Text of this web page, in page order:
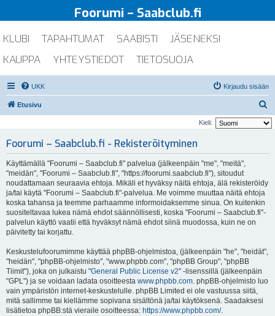
Foorumi – Saabclub.fi
KLUBI TAPAHTUMAT SAABISTI
JÄSENEKSI
KAUPPA
YHTEYSTIEDOT TIETOSUOJA
UKK Kirjaudu sisään
Etusivu
t
Kieli:
Foorumi – Saabclub.fi - Rekisteröityminen
Käyttämällä "Foorumi – Saabclub.fi" palvelua (jälkeenpäin "me", "meitä",
"meidän", "Foorumi – Saabclub.fi", "https://foorumi.saabclub.fi"), sitoudut
noudattamaan seuraavia ehtoja. Mikäli et hyväksy näitä ehtoja, älä rekisteröidy
ja/tai käytä "Foorumi – Saabclub.fi"-palvelua. Me voimme muuttaa näitä ehtoja
koska tahansa ja teemme parhaamme informoidaksemme sinua. On kuitenkin
suositeltavaa lukea nämä ehdot säännöllisesti, koska "Foorumi – Saabclub.fi"-
palvelun käyttö vaatii että hyväksyt nämä ehdot siinä muodossa, kuin ne on
päivitetty tai korjattu.
Keskustelufoorumimme käyttää phpBB-ohjelmistoa, (jälkeenpäin "he", "heidät",
"heidän", "phpBB-ohjelmisto", "www.phpbb.com", "phpBB Group", "phpBB
Tiimit"), joka on julkaistu "General Public License v2" -lisenssillä (jälkeenpäin
"GPL") ja se voidaan ladata osoitteesta www.phpbb.com. phpBB-ohjelmisto luo
vain ympäristön internet-keskustelulle. phpBB Limited ei ole vastuussa siitä,
mitä sallimme tai kiellämme sopivana sisältönä ja/tai käytöksenä. Saadaksesi
lisätietoa phpBB:stä vieraile osoitteessa: https://www.phpbb.com/.